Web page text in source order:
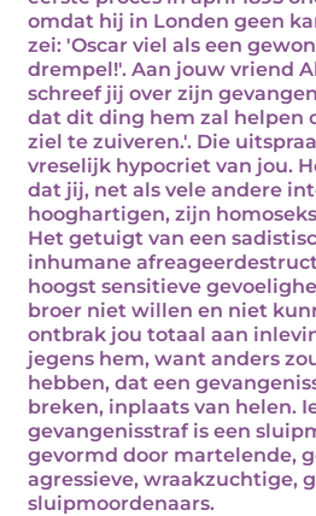
omdat hij in Londen geen
zei: 'Oscar viel als een
drempel!'. Aan jouw vriend
schreef jij over zijn
dat dit ding hem zal helpen
ziel te zuiveren.'. Die
vreselijk hypocriet van jou.
dat jij, net als vele andere
hooghartigen, zijn
Het getuigt van een
inhumane
hoogst sensitieve
broer niet willen en niet
ontbrak jou totaal aan
jegens hem, want anders
hebben, dat een
breken, inplaats van helen.
gevangenisstraf is een
gevormd door martelende,
agressieve, wraakzuchtige,
sluipmoordenaars.